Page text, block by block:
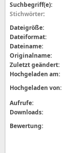
Suchbegriff(e):
Stichwörter:
Dateigröße:
Dateiformat:
Dateiname:
Originalname:
Zuletzt geändert:
Hochgeladen am:
Hochgeladen von:
Aufrufe:
Downloads:
Bewertung: